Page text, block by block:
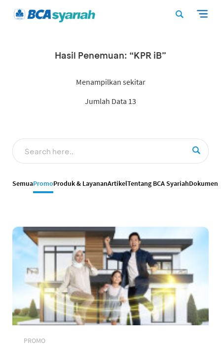
Hasil Penemuan: “KPR iB”
Menampilkan sekitar
Jumlah Data 13
SemuaPromoProduk & LayananArtikelTentang BCA SyariahDokumen
PROMO